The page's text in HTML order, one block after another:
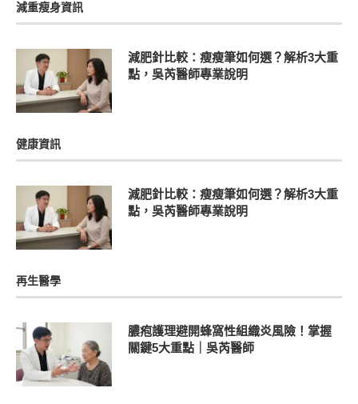
減重瘦身資訊
減肥針比較：瘦瘦筆如何選？解析3大重
點，吳芮醫師專業說明
健康資訊
減肥針比較：瘦瘦筆如何選？解析3大重
點，吳芮醫師專業說明
再生醫學
膿疱護理避開蜂窩性組織炎風險！掌握
關鍵5大重點｜吳芮醫師